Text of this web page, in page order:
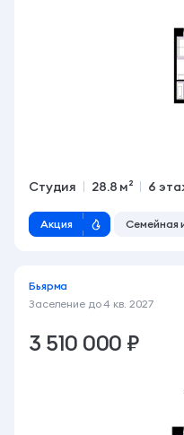
Студия 28.8 м² 6
Акция Семейная
Бьярма
Заселение до4 кв. 2027
3 510 000 ₽